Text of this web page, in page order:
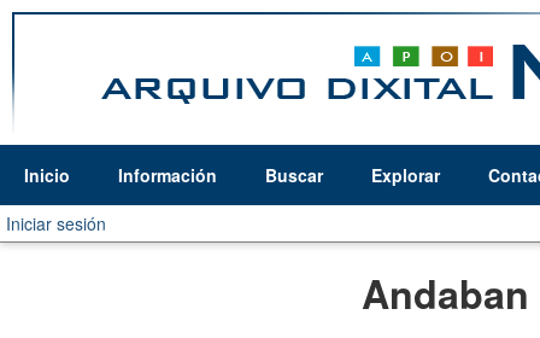
Inicio Información Buscar Explorar
Iniciar sesión